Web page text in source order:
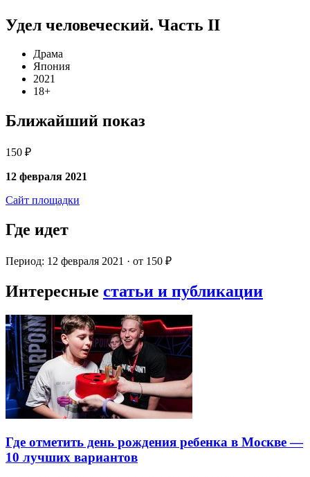
Удел человеческий. Часть II
Драма
Япония
2021
18+
Ближайший показ
150 ₽
12 февраля 2021
Сайт площадки
Где идет
Период: 12 февраля 2021 · от 150 ₽
Интересные статьи и публикации
Где отметить день рождения ребенка в Москве —
10 лучших вариантов